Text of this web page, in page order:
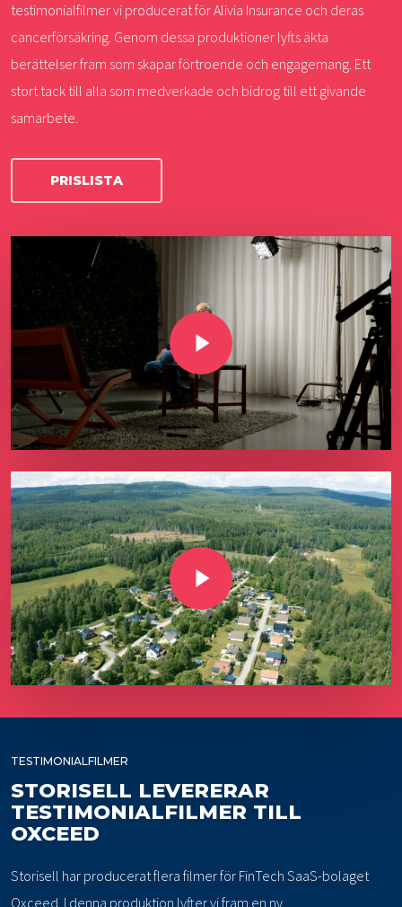
testimonialfilmer vi producerat för Alivia Insurance och deras
cancerförsäkring. Genom dessa produktioner lyfts äkta
berättelser fram som skapar förtroende och engagemang. Ett
stort tack till alla som medverkade och bidrog till ett givande
samarbete.
PRISLISTA
Play Video
Play Video
TESTIMONIALFILMER
STORISELL LEVERERAR
TESTIMONIALFILMER TILL
OXCEED
Storisell har producerat flera filmer för FinTech SaaS-bolaget
Oxceed. I denna produktion lyfter vi fram en ny